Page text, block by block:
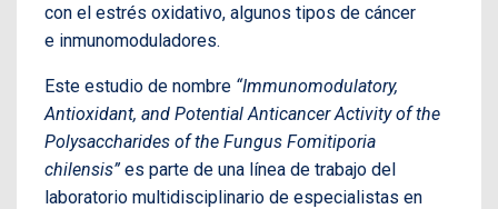
con el estrés oxidativo, algunos tipos de cáncer
e inmunomoduladores.
Este estudio de nombre “Immunomodulatory,
Antioxidant, and Potential Anticancer Activity of the
Polysaccharides of the Fungus Fomitiporia
chilensis”es parte de una línea de trabajo del
laboratorio multidisciplinario de especialistas en